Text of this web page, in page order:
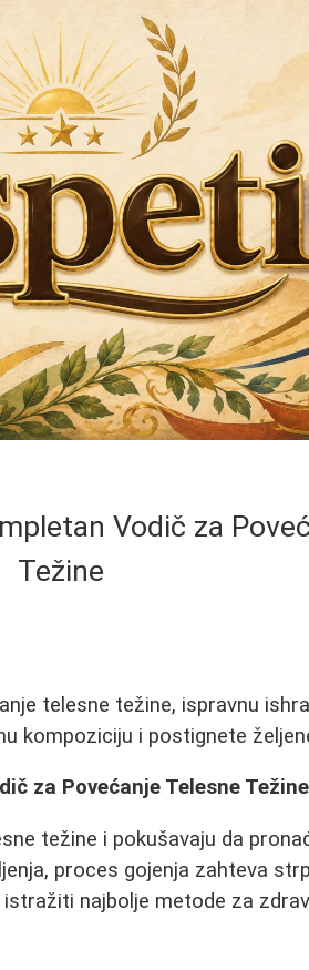
Vodič za
Težine
telesne težine, ispravnu
kompoziciju i postignete
za Povećanje Telesne Težine
težine i pokušavaju da
proces gojenja zahteva
najbolje metode za